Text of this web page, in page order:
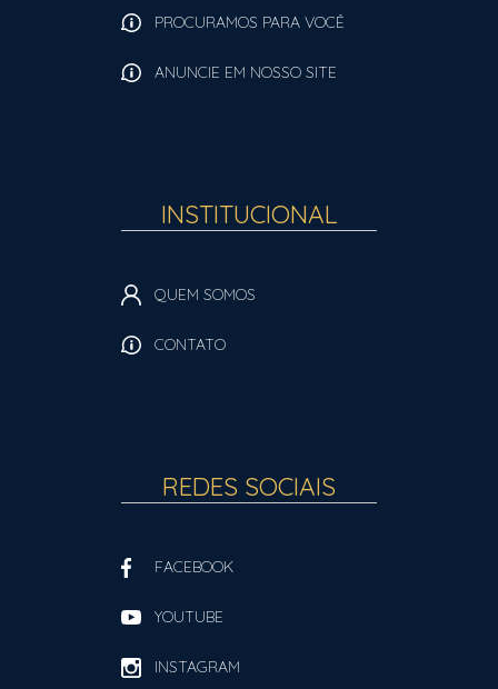
PROCURAMOS PARA VOCÊ
ANUNCIE EM NOSSO SITE
INSTITUCIONAL
QUEM SOMOS
CONTATO
REDES SOCIAIS
FACEBOOK
YOUTUBE
INSTAGRAM